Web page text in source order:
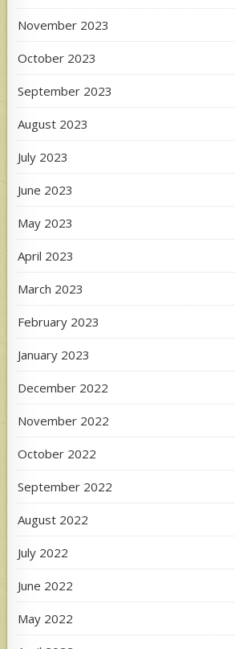
November 2023
October 2023
September 2023
August 2023
July 2023
June 2023
May 2023
April 2023
March 2023
February 2023
January 2023
December 2022
November 2022
October 2022
September 2022
August 2022
July 2022
June 2022
May 2022